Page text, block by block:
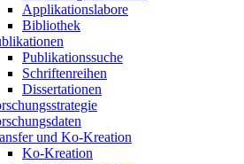
Applikationslabore
Bibliothek
Publikationssuche
Schriftenreihen
Dissertationen
und Ko-Kreation
Ko-Kreation